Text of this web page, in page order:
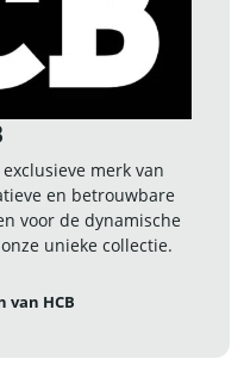
merk van
en betrouwbare
voor de dynamische
unieke collectie.
van HCB